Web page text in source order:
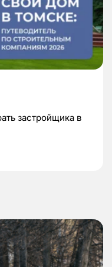
застройщика в